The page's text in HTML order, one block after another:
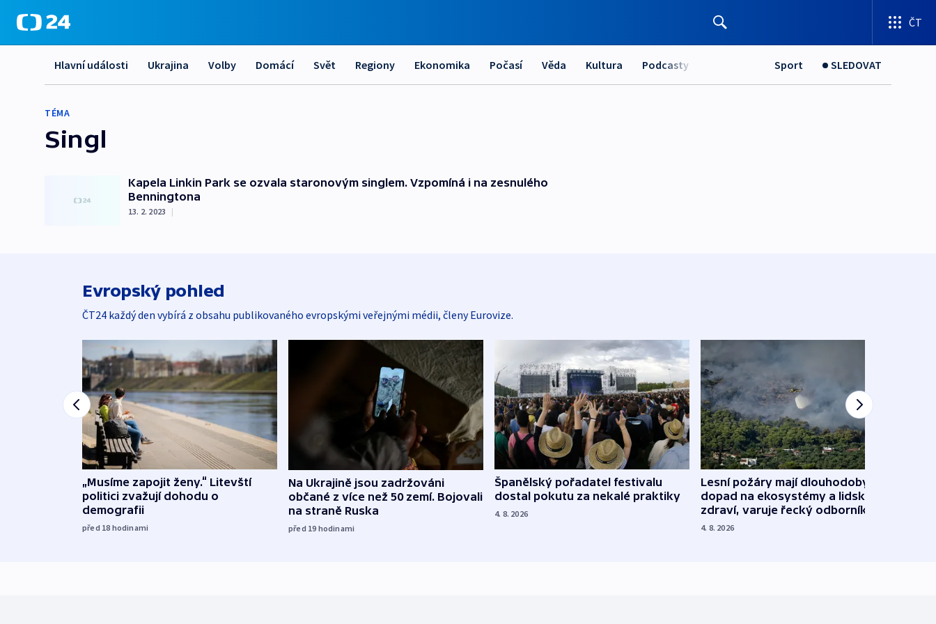
ČT
Hlavní události Ukrajina Volby Domácí Svět Regiony Ekonomika Počasí Věda Kultura Podcasty Sport SLEDOVAT
TÉMA
Singl
Kapela Linkin Park se ozvala staronovým singlem. Vzpomíná i na zesnulého
Benningtona
13. 2. 2023 |
Evropský pohled
ČT24 každý den vybírá z obsahu publikovaného evropskými veřejnými médii, členy Eurovize.
„Musíme zapojit ženy.“ Litevští
politici zvažují dohodu o
demografii
před 18 hodinami
Na Ukrajině jsou zadržováni
občané z více než 50 zemí. Bojovali
na straně Ruska
před 19 hodinami
Španělský pořadatel festivalu
dostal pokutu za nekalé praktiky
4. 8. 2026
Lesní požáry mají dlouhodobý
dopad na ekosystémy a lidské
zdraví, varuje řecký odborník
4. 8. 2026